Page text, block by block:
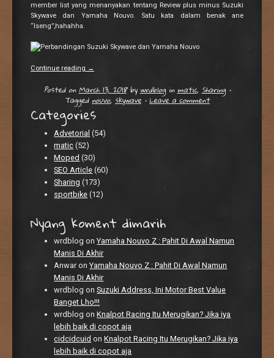
member list yang menanyakan tentang Review plus minus Suzuki
Skywave dan Yamaha Nouvo. Satu kata dalam benak ane
“Iseng”,hahahha.
Continue reading →
Posted onMarch 13, 2018by wrdblog in matic, Sharing •
Tagged nouvo, skywave • Leave a comment
Categories
Advetorial (54)
matic (52)
Moped (30)
SEO Article (60)
Sharing (173)
sportbike (12)
Nyang koment dimarih
wrdblog onYamaha Nouvo Z : Pahit Di Awal Namun
Manis Di Akhir
Anwar onYamaha Nouvo Z : Pahit Di Awal Namun
Manis Di Akhir
wrdblog onSuzuki Address, Ini Motor Best Value
Banget Lho!!!
wrdblog onKnalpot Racing Itu Merugikan? Jika iya
lebih baik di copot aja
cidcidcuid onKnalpot Racing Itu Merugikan? Jika iya
lebih baik di copot aja